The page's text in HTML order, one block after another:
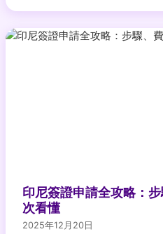
印尼簽證申請全攻略：
次看懂
2025年12月20日